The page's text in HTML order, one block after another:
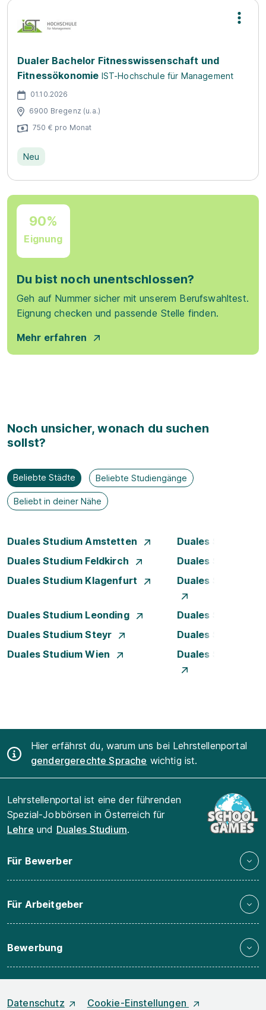
Dualer Bachelor Fitnesswissenschaft und
Fitnessökonomie IST-Hochschule für Management
01.10.2026
6900 Bregenz (u.a.)
750 € pro Monat
Neu
90%
Eignung
Du bist noch unentschlossen?
Geh auf Nummer sicher mit unserem Berufswahltest.
Eignung checken und passende Stelle finden.
Mehr erfahren
Noch unsicher, wonach du suchen
sollst?
Beliebte Städte Beliebte Studiengänge
Beliebt in deiner Nähe
Duales Studium Amstetten
Duales Studium
Duales Studium Feldkirch
Duales Studium
Duales Studium Klagenfurt
Duales Studium
Duales Studium Leonding
Duales Studium
Duales Studium Steyr
Duales Studium
Duales Studium Wien
Duales Studium
Hier erfährst du, warum uns bei Lehrstellenportal
gendergerechte Sprache wichtig ist.
Lehrstellenportal ist eine der führenden
Spezial-Jobbörsen in Österreich für
Lehre und Duales Studium.
Für Bewerber
Für Arbeitgeber
Bewerbung
Datenschutz Cookie-Einstellungen